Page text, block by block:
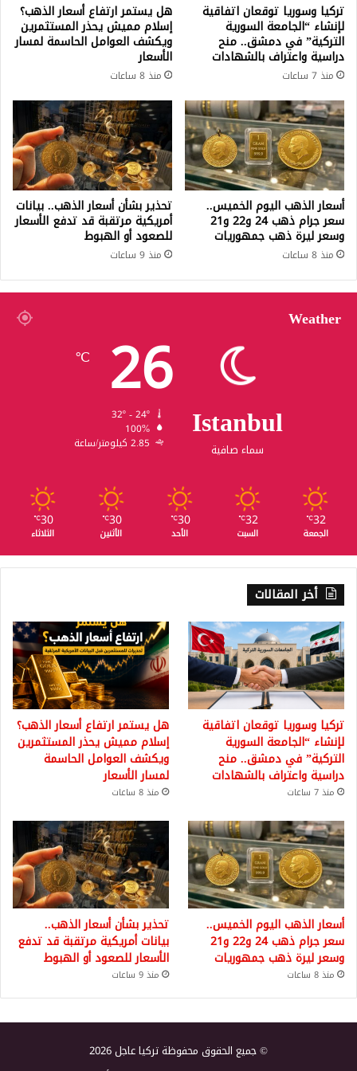
تركيا وسوريا توقعان اتفاقية
لإنشاء “الجامعة السورية
التركية” في دمشق.. منح
دراسية واعتراف بالشهادات
منذ 7 ساعات
هل يستمر ارتفاع أسعار الذهب؟
إسلام مميش يحذر المستثمرين
ويكشف العوامل الحاسمة لمسار
الأسعار
منذ 8 ساعات
أسعار الذهب اليوم الخميس..
سعر جرام ذهب 24 و22 و21
وسعر ليرة ذهب جمهوريات
منذ 8 ساعات
تحذير بشأن أسعار الذهب.. بيانات
أمريكية مرتقبة قد تدفع الأسعار
للصعود أو الهبوط
منذ 9 ساعات
Weather
Istanbul
سماء صافية
26
℃
100%
2.85 كيلومتر/ساعة
32
℃
الجمعة
32
℃
السبت
30
℃
الأحد
30
℃
الأثنين
30
℃
الثلاثاء
أخر المقالات
تركيا وسوريا توقعان اتفاقية
لإنشاء “الجامعة السورية
التركية” في دمشق.. منح
دراسية واعتراف بالشهادات
منذ 7 ساعات
هل يستمر ارتفاع أسعار الذهب؟
إسلام مميش يحذر المستثمرين
ويكشف العوامل الحاسمة
لمسار الأسعار
منذ 8 ساعات
أسعار الذهب اليوم الخميس..
سعر جرام ذهب 24 و22 و21
وسعر ليرة ذهب جمهوريات
منذ 8 ساعات
تحذير بشأن أسعار الذهب..
بيانات أمريكية مرتقبة قد تدفع
الأسعار للصعود أو الهبوط
منذ 9 ساعات
© جميع الحقوق محفوظة تركيا عاجل 2026